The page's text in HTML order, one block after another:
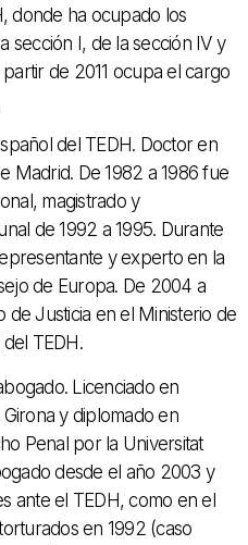
donde ha ocupado los
sección I, de la sección IV y
de 2011 ocupa el cargo
del TEDH. Doctor en
Madrid. De 1982 a 1986 fue
magistrado y
de 1992 a 1995. Durante
y experto en la
de Europa. De 2004 a
Justicia en el Ministerio de
TEDH.
Licenciado en
y diplomado en
Penal por la Universitat
desde el año 2003 y
ante el TEDH, como en el
en 1992 (caso